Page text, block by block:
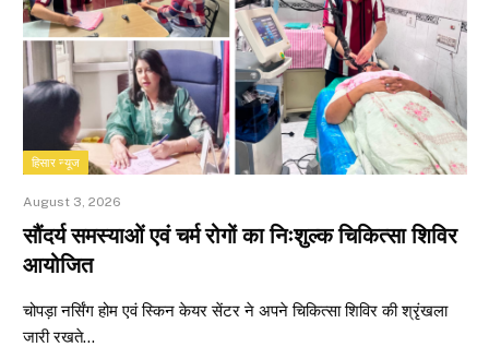
हिसार न्यूज
August 3, 2026
सौंदर्य समस्याओं एवं चर्म रोगों का निःशुल्क चिकित्सा शिविर
आयोजित
चोपड़ा नर्सिंग होम एवं स्किन केयर सेंटर ने अपने चिकित्सा शिविर की श्रृंखला
जारी रखते…